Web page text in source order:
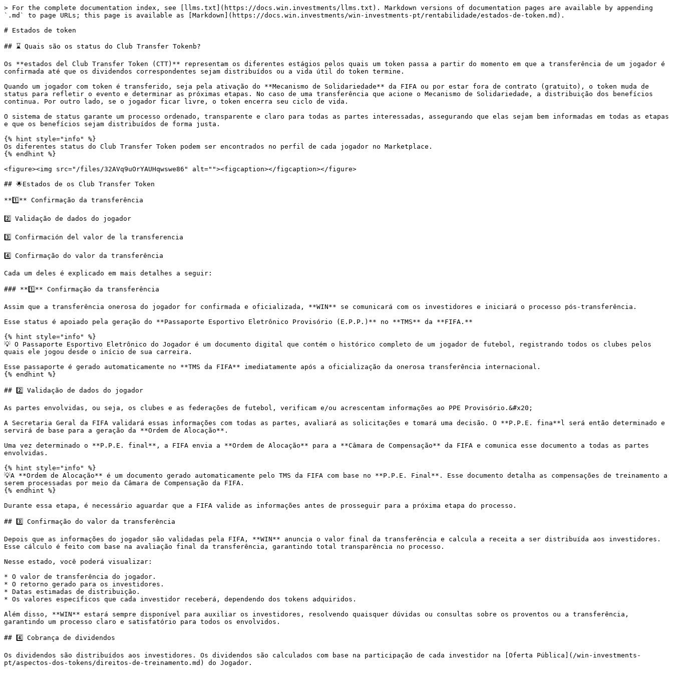
> For the complete documentation index, see [llms.txt](https://docs.win.investments/llms.txt). Markdown versions of documentation pages are available by appending
`.md` to page URLs; this page is available as [Markdown](https://docs.win.investments/win-investments-pt/rentabilidade/estados-de-token.md).
# Estados de token
## ⌛ Quais são os status do Club Transfer Tokenb?
Os **estados del Club Transfer Token (CTT)** representam os diferentes estágios pelos quais um token passa a partir do momento em que a transferência de um jogador é
confirmada até que os dividendos correspondentes sejam distribuídos ou a vida útil do token termine.
Quando um jogador com token é transferido, seja pela ativação do **Mecanismo de Solidariedade** da FIFA ou por estar fora de contrato (gratuito), o token muda de
status para refletir o evento e determinar as próximas etapas. No caso de uma transferência que acione o Mecanismo de Solidariedade, a distribuição dos benefícios
continua. Por outro lado, se o jogador ficar livre, o token encerra seu ciclo de vida.
O sistema de status garante um processo ordenado, transparente e claro para todas as partes interessadas, assegurando que elas sejam bem informadas em todas as etapas
e que os benefícios sejam distribuídos de forma justa.
{% hint style="info" %}
Os diferentes status do Club Transfer Token podem ser encontrados no perfil de cada jogador no Marketplace.
{% endhint %}
<figure><img src="/files/32AVq9uOrYAUHqwswe86" alt=""><figcaption></figcaption></figure>
## 🌟Estados de os Club Transfer Token
**1️⃣** Confirmação da transferência
2️⃣ Validação de dados do jogador
3️⃣ Confirmación del valor de la transferencia
4️⃣ Confirmação do valor da transferência
Cada um deles é explicado em mais detalhes a seguir:
### **1️⃣** Confirmação da transferência
Assim que a transferência onerosa do jogador for confirmada e oficializada, **WIN** se comunicará com os investidores e iniciará o processo pós-transferência.
Esse status é apoiado pela geração do **Passaporte Esportivo Eletrônico Provisório (E.P.P.)** no **TMS** da **FIFA.**
{% hint style="info" %}
💡 O Passaporte Esportivo Eletrônico do Jogador é um documento digital que contém o histórico completo de um jogador de futebol, registrando todos os clubes pelos
quais ele jogou desde o início de sua carreira.
Esse passaporte é gerado automaticamente no **TMS da FIFA** imediatamente após a oficialização da onerosa transferência internacional.
{% endhint %}
## 2️⃣ Validação de dados do jogador
As partes envolvidas, ou seja, os clubes e as federações de futebol, verificam e/ou acrescentam informações ao PPE Provisório.&#x20;
A Secretaria Geral da FIFA validará essas informações com todas as partes, avaliará as solicitações e tomará uma decisão. O **P.P.E. fina**l será então determinado e
servirá de base para a geração da **Ordem de Alocação**.
Uma vez determinado o **P.P.E. final**, a FIFA envia a **Ordem de Alocação** para a **Câmara de Compensação** da FIFA e comunica esse documento a todas as partes
envolvidas.
{% hint style="info" %}
💡A **Ordem de Alocação** é um documento gerado automaticamente pelo TMS da FIFA com base no **P.P.E. Final**. Esse documento detalha as compensações de treinamento a
serem processadas por meio da Câmara de Compensação da FIFA.
{% endhint %}
Durante essa etapa, é necessário aguardar que a FIFA valide as informações antes de prosseguir para a próxima etapa do processo.
## 3️⃣ Confirmação do valor da transferência
Depois que as informações do jogador são validadas pela FIFA, **WIN** anuncia o valor final da transferência e calcula a receita a ser distribuída aos investidores.
Esse cálculo é feito com base na avaliação final da transferência, garantindo total transparência no processo.
Nesse estado, você poderá visualizar:
* O valor de transferência do jogador.
* O retorno gerado para os investidores.
* Datas estimadas de distribuição.
* Os valores específicos que cada investidor receberá, dependendo dos tokens adquiridos.
Além disso, **WIN** estará sempre disponível para auxiliar os investidores, resolvendo quaisquer dúvidas ou consultas sobre os proventos ou a transferência,
garantindo um processo claro e satisfatório para todos os envolvidos.
## 4️⃣ Cobrança de dividendos
Os dividendos são distribuídos aos investidores. Os dividendos são calculados com base na participação de cada investidor na [Oferta Pública](/win-investments-
pt/aspectos-dos-tokens/direitos-de-treinamento.md) do Jogador.